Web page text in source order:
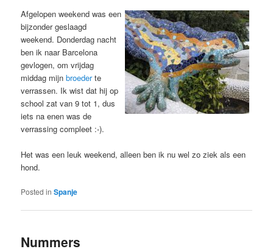
Afgelopen weekend was een
bijzonder geslaagd
weekend. Donderdag nacht
ben ik naar Barcelona
gevlogen, om vrijdag
middag mijnbroederte
verrassen. Ik wist dat hij op
school zat van 9 tot 1, dus
iets na enen was de
verrassing compleet :-).
Het was een leuk weekend, alleen ben ik nu wel zo ziek als een
hond.
Posted in Spanje
Nummers